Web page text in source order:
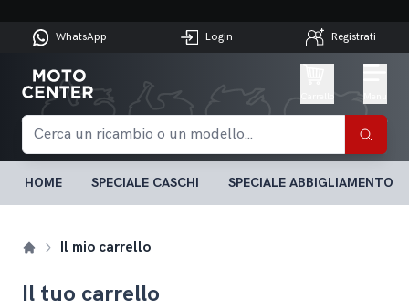
WhatsApp Login Registrati
HOME SPECIALE CASCHI SPECIALE ABBIGLIAMENTO
Il mio carrello
Il tuo carrello